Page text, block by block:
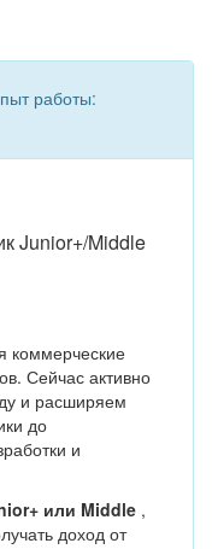
работы:
Junior+/Middle
коммерческие
Сейчас активно
и расширяем
до
и
или Middle ,
доход от